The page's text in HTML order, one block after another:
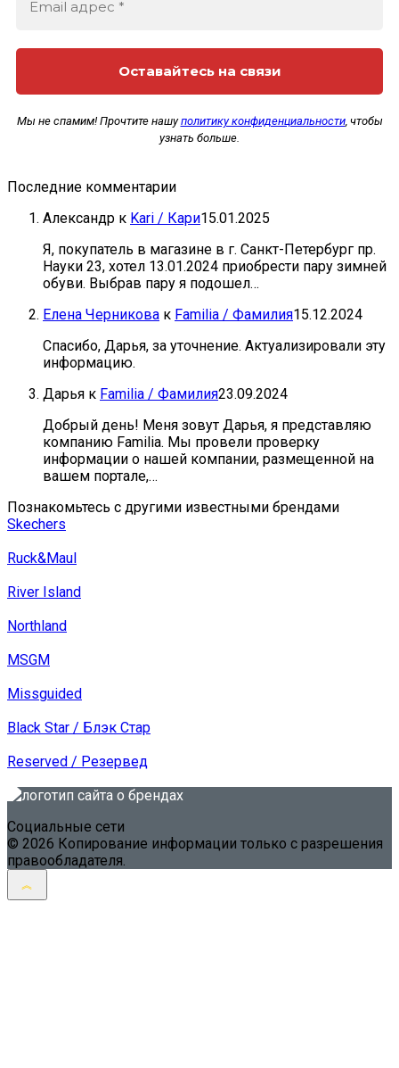
Мы не спамим! Прочтите нашуполитику конфиденциальности, чтобы
узнать больше.
Последние комментарии
Александр к Kari / Кари15.01.2025
Я, покупатель в магазине в г. Санкт-Петербург пр.
Науки 23, хотел 13.01.2024 приобрести пару зимней
обуви. Выбрав пару я подошел…
Елена Черникова к Familia / Фамилия15.12.2024
Спасибо, Дарья, за уточнение. Актуализировали эту
информацию.
Дарья к Familia / Фамилия23.09.2024
Добрый день! Меня зовут Дарья, я представляю
компанию Familia. Мы провели проверку
информации о нашей компании, размещенной на
вашем портале,…
Познакомьтесь с другими известными брендами
Skechers
Ruck&Maul
River Island
Northland
MSGМ
Missguided
Black Star / Блэк Стар
Reserved / Резервед
Социальные сети
© 2026 Копирование информации только с разрешения
правообладателя.